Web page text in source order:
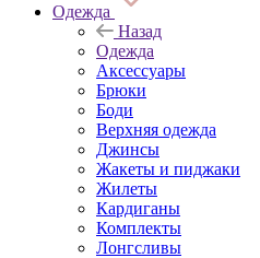
Одежда
Назад
Одежда
Аксессуары
Брюки
Боди
Верхняя одежда
Джинсы
Жакеты и пиджаки
Жилеты
Кардиганы
Комплекты
Лонгсливы